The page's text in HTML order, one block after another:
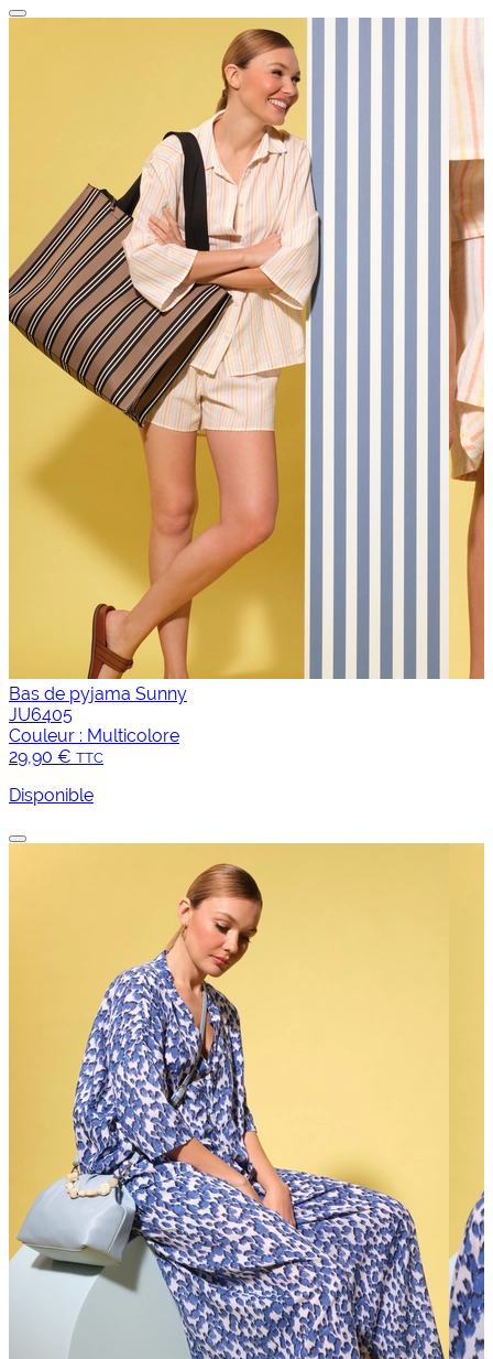
Bas de pyjama Sunny
JU6405
Couleur : Multicolore
29,90 € TTC
Disponible